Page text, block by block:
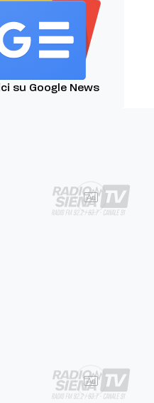
su Google News
Ad
Ad